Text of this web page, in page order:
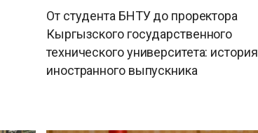
От студента БНТУ до проректора
Кыргызского государственного
технического университета: история
иностранного выпускника